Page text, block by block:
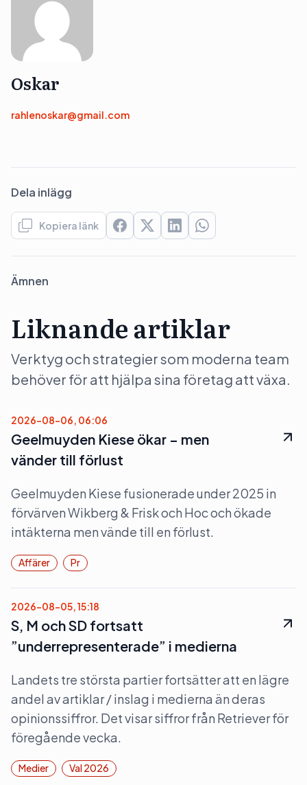
Oskar
rahlenoskar@gmail.com
Dela inlägg
Kopiera länk
Ämnen
Liknande artiklar
Verktyg och strategier som moderna team
behöver för att hjälpa sina företag att växa.
2026-08-06, 06:06
Geelmuyden Kiese ökar – men
vänder till förlust
Geelmuyden Kiese fusionerade under 2025 in
förvärven Wikberg & Frisk och Hoc och ökade
intäkterna men vände till en förlust.
Affärer Pr
2026-08-05, 15:18
S, M och SD fortsatt
”underrepresenterade” i medierna
Landets tre största partier fortsätter att en lägre
andel av artiklar / inslag i medierna än deras
opinionssiffror. Det visar siffror från Retriever för
föregående vecka.
Medier Val 2026